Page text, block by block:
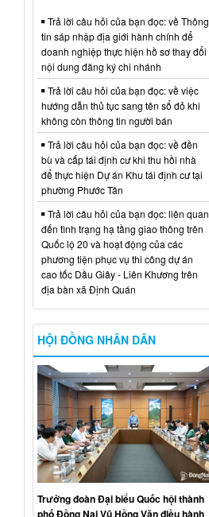
Trả lời câu hỏi của bạn đọc: về Thông
tin sáp nhập địa giới hành chính để
doanh nghiệp thực hiện hồ sơ thay đổi
nội dung đăng ký chi nhánh
Trả lời câu hỏi của bạn đọc: về việc
hướng dẫn thủ tục sang tên sổ đỏ khi
không còn thông tin người bán
Trả lời câu hỏi của bạn đọc: về đền
bù và cấp tái định cư khi thu hồi nhà
để thực hiện Dự án Khu tái định cư tại
phường Phước Tân
Trả lời câu hỏi của bạn đọc: liên quan
đến tình trạng hạ tầng giao thông trên
Quốc lộ 20 và hoạt động của các
phương tiện phục vụ thi công dự án
cao tốc Dầu Giây - Liên Khương trên
địa bàn xã Định Quán
HỘI ĐỒNG NHÂN DÂN
Trưởng đoàn Đại biểu Quốc hội thành
phố Đồng Nai Vũ Hồng Văn điều hành